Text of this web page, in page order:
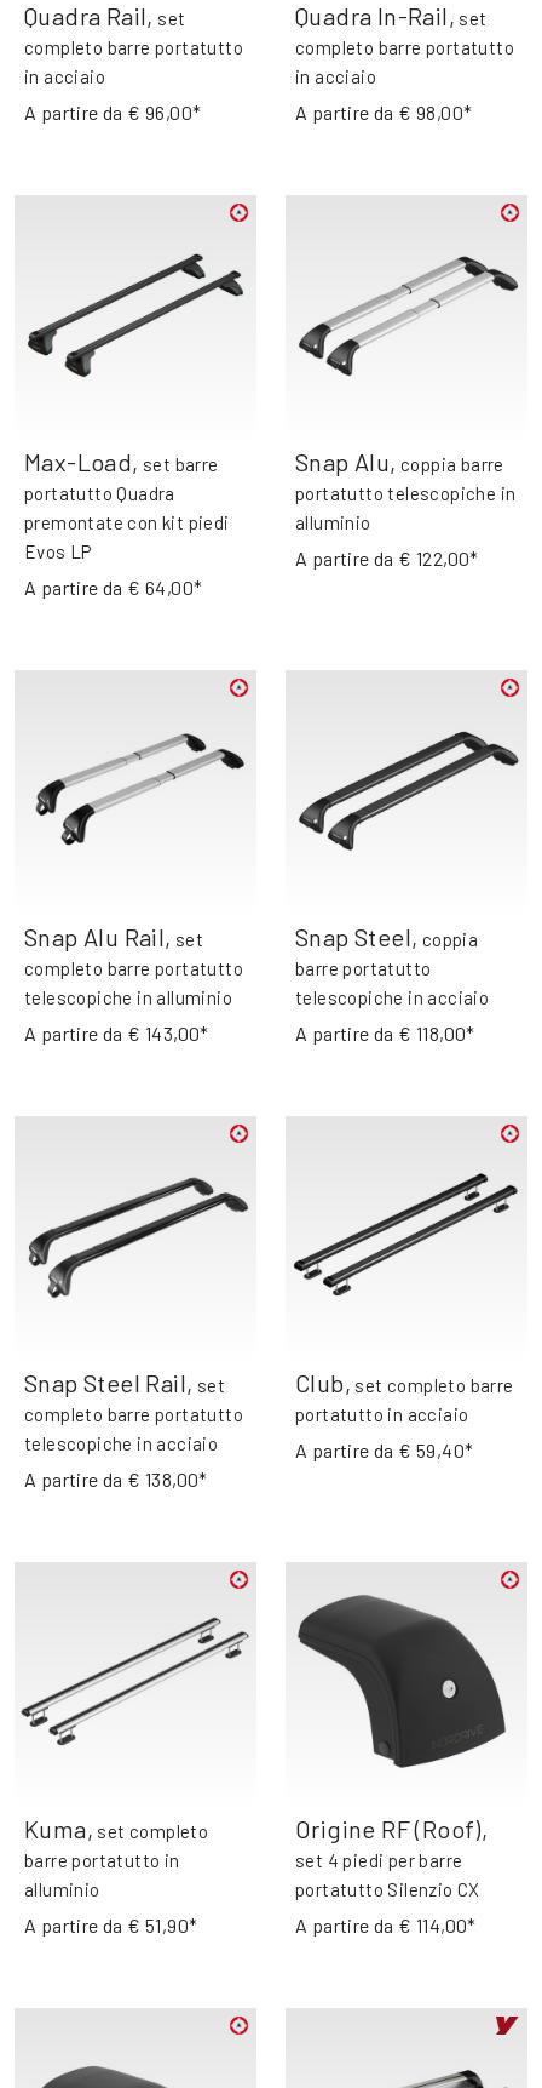
Quadra Rail, set
completo barre portatutto
in acciaio
A partire da € 96,00*
Quadra In-Rail, set
completo barre portatutto
in acciaio
A partire da € 98,00*
Max-Load, set barre
portatutto Quadra
premontate con kit piedi
Evos LP
A partire da € 64,00*
Snap Alu, coppia barre
portatutto telescopiche in
alluminio
A partire da € 122,00*
Snap Alu Rail, set
completo barre portatutto
telescopiche in alluminio
A partire da € 143,00*
Snap Steel, coppia
barre portatutto
telescopiche in acciaio
A partire da € 118,00*
Snap Steel Rail, set
completo barre portatutto
telescopiche in acciaio
A partire da € 138,00*
Club, set completo barre
portatutto in acciaio
A partire da € 59,40*
Kuma, set completo
barre portatutto in
alluminio
A partire da € 51,90*
Origine RF (Roof),
set 4 piedi per barre
portatutto Silenzio CX
A partire da € 114,00*